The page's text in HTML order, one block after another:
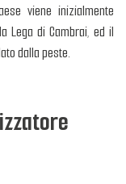
viene inizialmente
Lega di Cambrai, ed il
dalla peste.